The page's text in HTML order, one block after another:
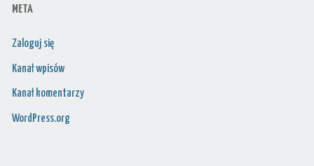
META
Zaloguj się
Kanał wpisów
Kanał komentarzy
WordPress.org